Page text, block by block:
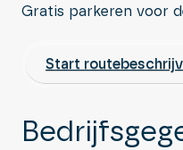
Gratis parkeren voor
Start